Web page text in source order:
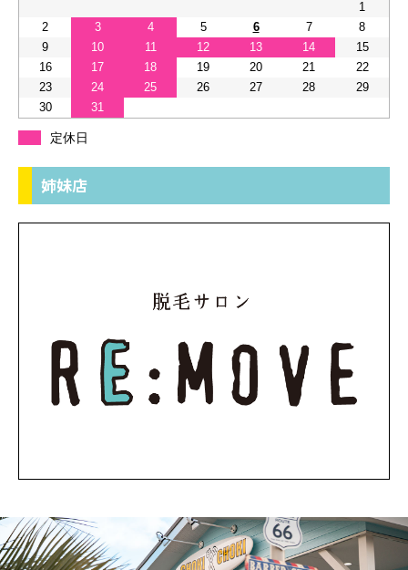
1
2
3 4 5 6 7
8
9
10 11 12 13 14
15
16
17 18 19 20 21
22
23
24 25 26 27 28
29
30
31
定休日
姉妹店